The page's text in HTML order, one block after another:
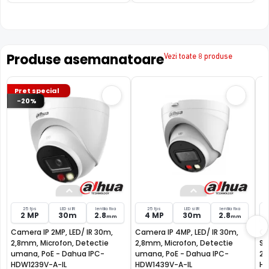
insectele, spre deosebire de infrarosu
functii de Inteligenta Artificiala, simplificand cautarea
a€¢ Permite inregistratoarelor, ce au functia SMD Plus, sa
filtreze alarmele false si permite clasificarea
evenimentelor generate de oameni sau masini
Produse asemanatoareVezi toate 8 produse
Pret special
-20%
25 fps
2 MP
LED si IR
30m
lentila fixa
2.8mm
Camera IP 2MP, LED/ IR 30m,
2,8mm, Microfon, Detectie
umana, PoE - Dahua IPC-
HDW1239V-A-IL
25 fps
4 MP
LED si IR
30m
lentila fixa
2.8mm
Camera IP 4MP, LED/ IR 30m,
2,8mm, Microfon, Detectie
umana, PoE - Dahua IPC-
HDW1439V-A-IL